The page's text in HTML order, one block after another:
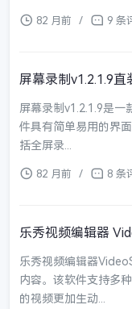
82 月前 / 9 条
屏幕录制v1.2.1.9
屏幕录制v1.2.1.9是
件具有简单易用的界
括全屏录...
82 月前 / 8 条
乐秀视频编辑器
乐秀视频编辑器
内容。该软件支持多
的视频更加生动...